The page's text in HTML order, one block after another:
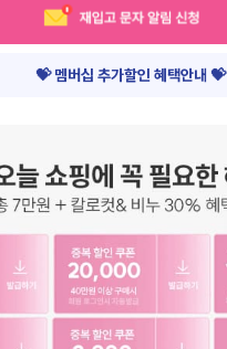
💝 멤버십 추가할인 혜택안내 💝